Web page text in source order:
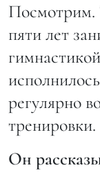
Посмотрим.
пяти лет
регулярно
тренировки.
Он